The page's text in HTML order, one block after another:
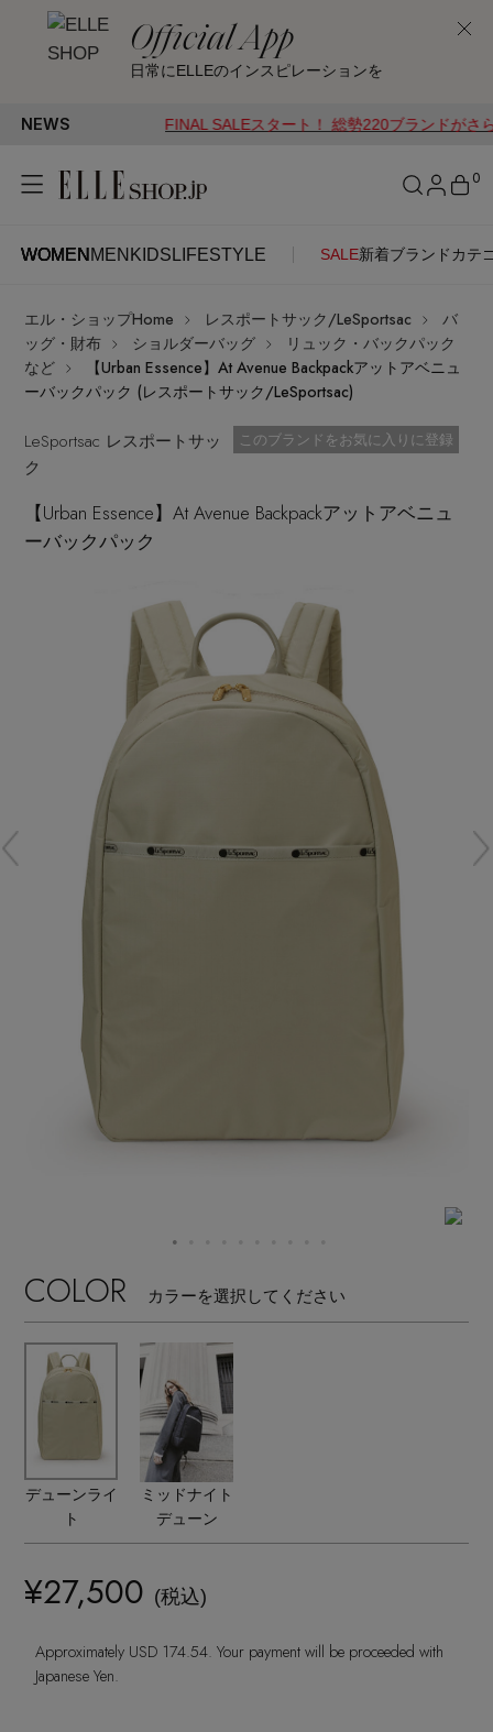
Official App
日常にELLEのインスピレーションを
NEWS FINAL SALEスタート！ 総勢220ブランドがさらにプライス
WOMEN MEN KIDS LIFESTYLE SALE新着ブランド カテ
0
WOMENMENKIDSLIFESTYLE
ITEMS
最旬！トレンドワード
【雨の日】急な雨対策グッズ
【Tシャツ】デイリーに活躍
【ワンピース】猛暑日はこれ！
【リネン】涼しい夏素材
【CFCL】注目のPOP-UP
【ペプラム】トレンドシルエット
『ELLE』最新号掲載
【ジュエリー】シルバーでクールに
アイテム一覧
ウェア
すべてのウェア
ワンピース・チュニック
パンツ
ジャケット
シューズ
パンプス
スニーカー
フラットシューズ
レインシューズ
カゴバッグ
ショルダーバッグ
トートバッグ
ハンドバッグ
すべてのファッション小物
ストール・マフラー・ケープ
帽子・イヤーマフ
ヘアアクセサリー
スマートフォンケース・タブレットケース
ベルト
アクセサリー
すべてのアクセサリー
ピアス・イヤリング
ネックレス
バングル・ブレスレット
リング
コサージュ・ブローチ
すべてのランジェリー
ランジェリー
スポーツ
すべてのスポーツ
ウェア
シューズ
バッグ・小物
CONTENTS
特集一覧
ログイン
はじめてご利用の方
最新トレンドや限定アイテム、セール情報を
いち早くお届けします。
ご登録はこちら
SUPPORT
ご利用ガイド
エル・ショップについて
お知らせ
SEE RESULTS
エル・ショップHome レスポートサック/LeSportsac
バ
ッグ・財布
ショルダーバッグ
リュック・バックパック
など
【Urban Essence】At Avenue Backpackアットアベニュ
ーバックパック (レスポートサック/LeSportsac)
LeSportsac レスポートサッ
ク
お気に入り済
このブランドをお気に入りに登録
【Urban Essence】At Avenue Backpackアットアベニュ
ーバックパック
COLOR カラーを選択してください
デューンライ
ト
ミッドナイト
デューン
¥27,500 (税込)
Approximately USD 174.54. Your payment will be proceeded with
Japanese Yen.